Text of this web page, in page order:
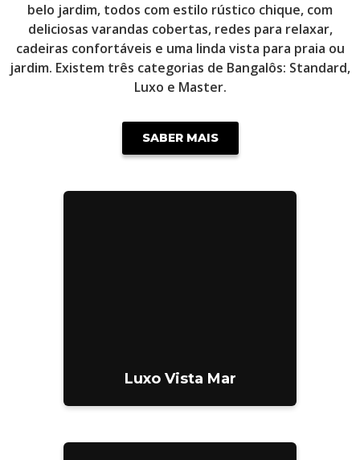
belo jardim, todos com estilo rústico chique, com
deliciosas varandas cobertas, redes para relaxar,
cadeiras confortáveis e uma linda vista para praia ou
jardim. Existem três categorias de Bangalôs: Standard,
Luxo e Master.
SABER MAIS
Luxo Vista Mar